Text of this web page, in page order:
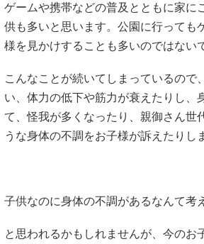
ゲームや携帯などの普及とともに家に
供も多いと思います。公園に行っても
様を見かけすることも多いのではない
こんなことが続いてしまっているので
い、体力の低下や筋力が衰えたりし、
て、怪我が多くなったり、親御さん世
うな身体の不調をお子様が訴えたりし
子供なのに身体の不調があるなんて考
と思われるかもしれませんが、今のお